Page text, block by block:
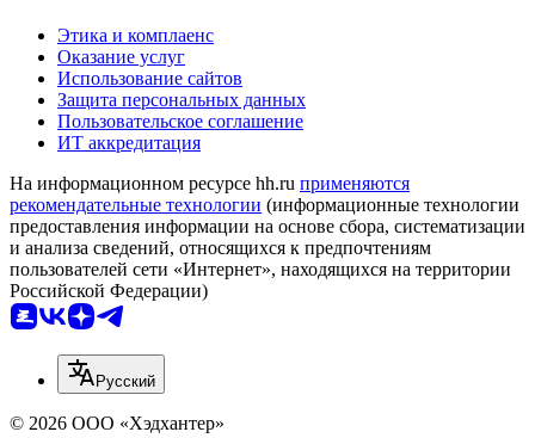
Этика и комплаенс
Оказание услуг
Использование сайтов
Защита персональных данных
Пользовательское соглашение
ИТ аккредитация
На информационном ресурсе hh.ru применяются
рекомендательные технологии (информационные технологии
предоставления информации на основе сбора, систематизации
и анализа сведений, относящихся к предпочтениям
пользователей сети «Интернет», находящихся на территории
Российской Федерации)
Русский
© 2026 ООО «Хэдхантер»